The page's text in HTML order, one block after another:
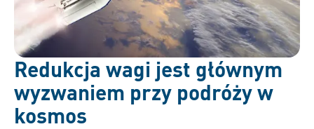
Redukcja wagi jest głównym
wyzwaniem przy podróży w
kosmos